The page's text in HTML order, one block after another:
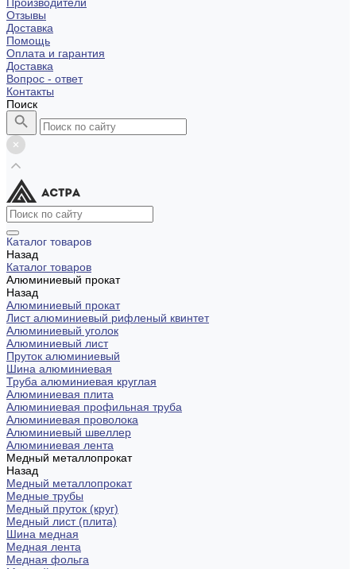
Отзывы
Доставка
Помощь
Оплата и гарантия
Доставка
Вопрос - ответ
Контакты
Поиск
Каталог товаров
Назад
Каталог товаров
Алюминиевый прокат
Назад
Алюминиевый прокат
Лист алюминиевый рифленый квинтет
Алюминиевый уголок
Алюминиевый лист
Пруток алюминиевый
Шина алюминиевая
Труба алюминиевая круглая
Алюминиевая плита
Алюминиевая профильная труба
Алюминиевая проволока
Алюминиевый швеллер
Алюминиевая лента
Медный металлопрокат
Назад
Медный металлопрокат
Медные трубы
Медный пруток (круг)
Медный лист (плита)
Шина медная
Медная лента
Медная фольга